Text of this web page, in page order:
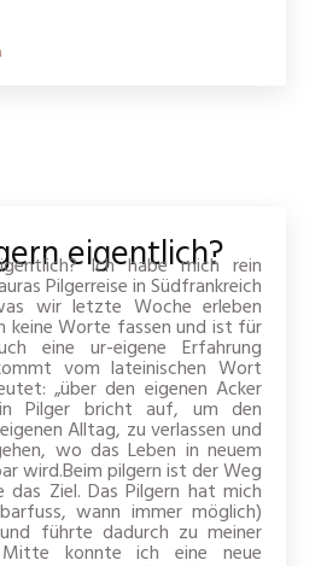
eigentlich?
Ich habe mich rein
Pilgerreise in Südfrankreich
wir letzte Woche erleben
keine Worte fassen und ist für
eine ur-eigene Erfahrung
vom lateinischen Wort
„über den eigenen Acker
Pilger bricht auf, um den
Alltag, zu verlassen und
wo das Leben in neuem
wird.Beim pilgern ist der Weg
Ziel. Das Pilgern hat mich
wann immer möglich)
führte dadurch zu meiner
konnte ich eine neue